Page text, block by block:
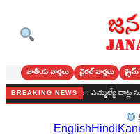
జాతీయ వార్తలు వైరల్ వార్తలు క్రైమ్
BREAKING NEWS
చూపుతాం : ఎమ్మెల్యే దాట్ల సుబ్బరాజు
EnglishHindi